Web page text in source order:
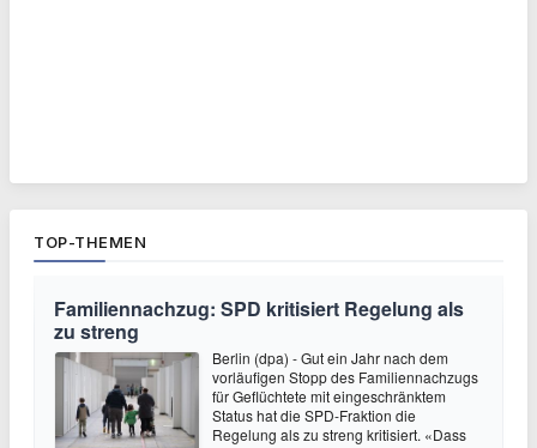
TOP-THEMEN
Familiennachzug: SPD kritisiert Regelung als
zu streng
Berlin (dpa) - Gut ein Jahr nach dem
vorläufigen Stopp des Familiennachzugs
für Geflüchtete mit eingeschränktem
Status hat die SPD-Fraktion die
Regelung als zu streng kritisiert. «Dass